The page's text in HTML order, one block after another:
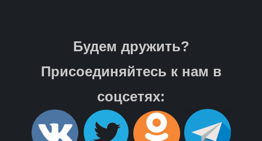
Будем дружить?
Присоединяйтесь к нам в
соцсетях: